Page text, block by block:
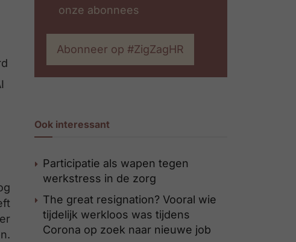
onze abonnees
Abonneer op #ZigZagHR
Ook interessant
Participatie als wapen tegen
werkstress in de zorg
The great resignation? Vooral wie
tijdelijk werkloos was tijdens
Corona op zoek naar nieuwe job